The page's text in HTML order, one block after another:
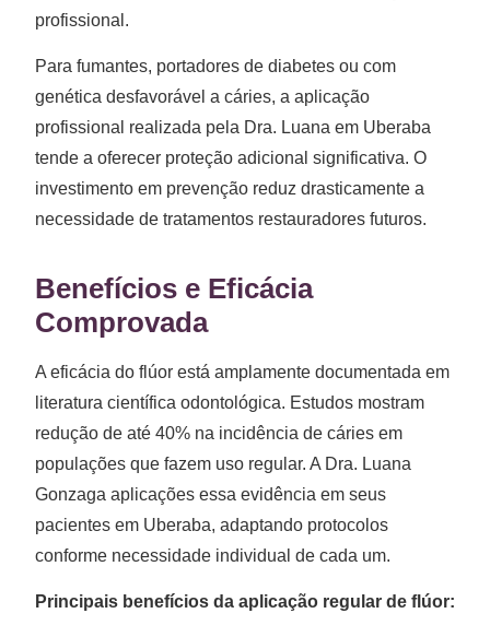
profissional.
Para fumantes, portadores de diabetes ou com
genética desfavorável a cáries, a aplicação
profissional realizada pela Dra. Luana em Uberaba
tende a oferecer proteção adicional significativa. O
investimento em prevenção reduz drasticamente a
necessidade de tratamentos restauradores futuros.
Benefícios e Eficácia
Comprovada
A eficácia do flúor está amplamente documentada em
literatura científica odontológica. Estudos mostram
redução de até 40% na incidência de cáries em
populações que fazem uso regular. A Dra. Luana
Gonzaga aplicações essa evidência em seus
pacientes em Uberaba, adaptando protocolos
conforme necessidade individual de cada um.
Principais benefícios da aplicação regular de flúor: